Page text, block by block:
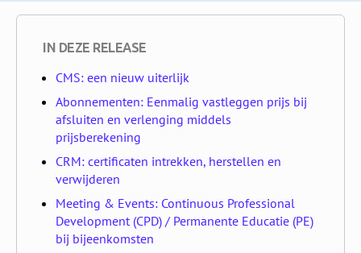
IN DEZE RELEASE
CMS: een nieuw uiterlijk
Abonnementen: Eenmalig vastleggen prijs bij
afsluiten en verlenging middels
prijsberekening
CRM: certificaten intrekken, herstellen en
verwijderen
Meeting & Events: Continuous Professional
Development (CPD) / Permanente Educatie (PE)
bij bijeenkomsten